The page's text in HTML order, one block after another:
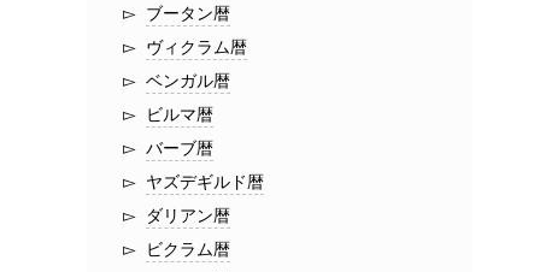
ブータン暦
ヴィクラム暦
ベンガル暦
ビルマ暦
バーブ暦
ヤズデギルド暦
ダリアン暦
ビクラム暦